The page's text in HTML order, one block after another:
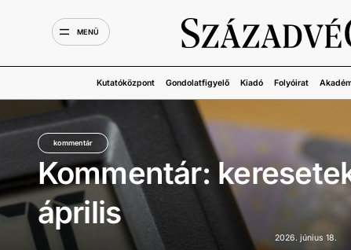
MENÜ
Kutatóközpont Gondolatfigyelő Kiadó Folyóirat
kommentár
Kommentár:
április
2026. június 18.